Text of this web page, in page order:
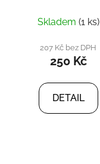
Skladem (1 ks)
207 Kč bez DPH
250 Kč
DETAIL